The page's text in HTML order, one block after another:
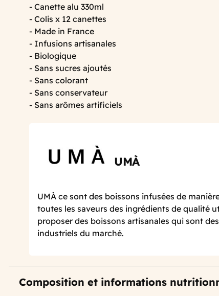
- Canette alu 330ml
- Colis x 12 canettes
- Made in France
- Infusions artisanales
- Biologique
- Sans sucres ajoutés
- Sans colorant
- Sans conservateur
- Sans arômes artificiels
UMÀ
UMÀ ce sont des boissons infusées de
toutes les saveurs des ingrédients de qualité
proposer des boissons artisanales qui sont
industriels du marché.
Composition et informations